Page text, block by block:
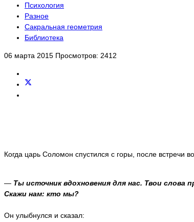
Психология
Разное
Сакральная геометрия
Библиотека
06 марта 2015 Просмотров: 2412
Когда царь Соломон спустился с горы, после встречи
— Ты источник вдохновения для нас. Твои
Скажи нам: кто мы?
Он улыбнулся и сказал: